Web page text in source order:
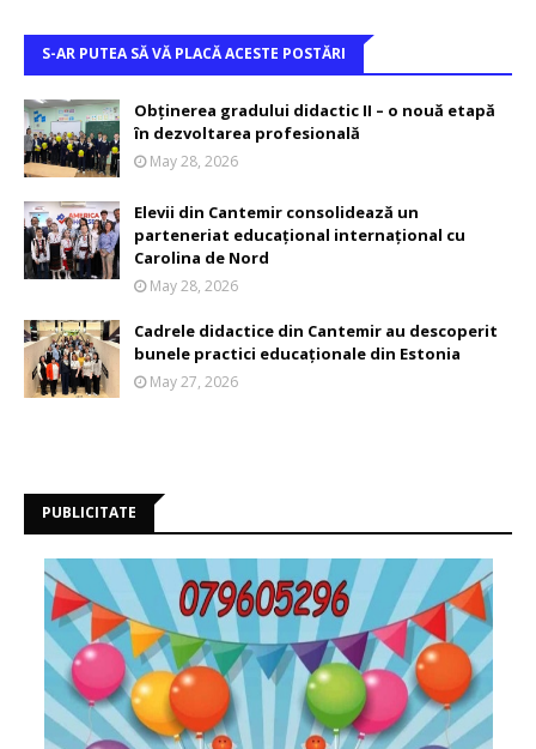
S-AR PUTEA SĂ VĂ PLACĂ ACESTE POSTĂRI
Obținerea gradului didactic II – o nouă etapă
în dezvoltarea profesională
May 28, 2026
Elevii din Cantemir consolidează un
parteneriat educațional internațional cu
Carolina de Nord
May 28, 2026
Cadrele didactice din Cantemir au descoperit
bunele practici educaționale din Estonia
May 27, 2026
PUBLICITATE